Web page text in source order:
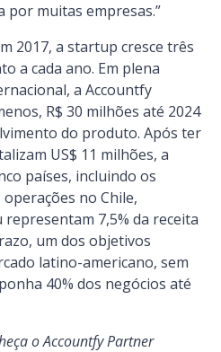
por muitas empresas.”
2017, a startup cresce três
a cada ano. Em plena
a Accountfy
R$ 30 milhões até 2024
do produto. Após ter
US$ 11 milhões, a
países, incluindo os
no Chile,
7,5% da receita
um dos objetivos
latino-americano, sem
40% dos negócios até
oAccountfy Partner